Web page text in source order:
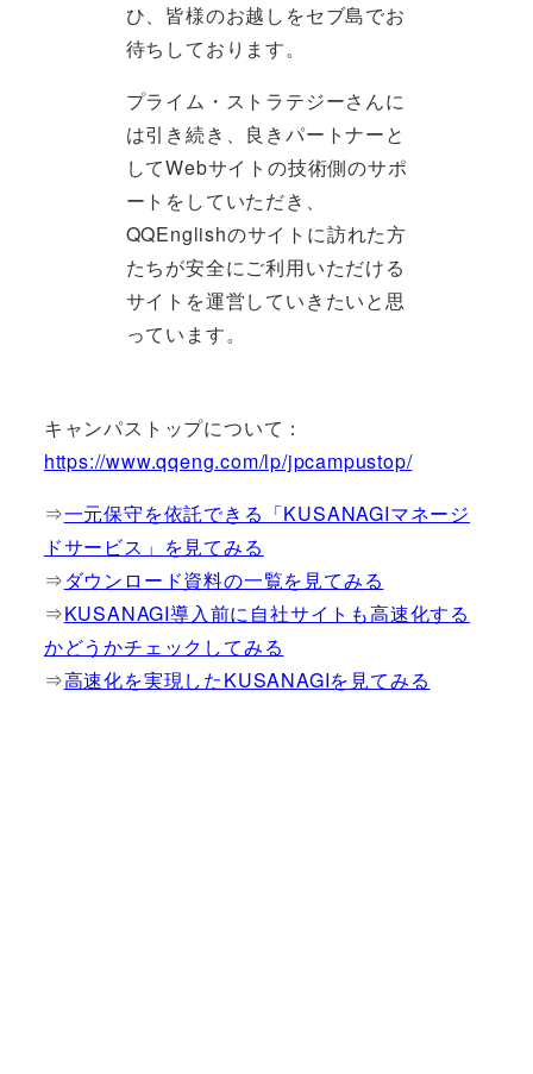
ひ、皆様のお越しをセブ島でお
待ちしております。
プライム・ストラテジーさんに
は引き続き、良きパートナーと
してWebサイトの技術側のサポ
ートをしていただき、
QQEnglishのサイトに訪れた方
たちが安全にご利用いただける
サイトを運営していきたいと思
っています。
キャンパストップについて：
https://www.qqeng.com/lp/jpcampustop/
⇒一元保守を依託できる「KUSANAGIマネージ
ドサービス」を見てみる
⇒ダウンロード資料の一覧を見てみる
⇒KUSANAGI導入前に自社サイトも高速化する
かどうかチェックしてみる
⇒高速化を実現したKUSANAGIを見てみる